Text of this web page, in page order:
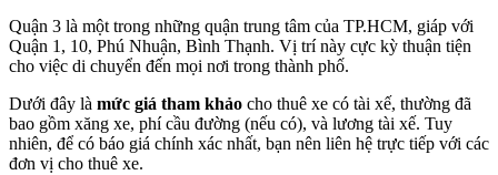
Quận 3 là một trong những quận trung tâm của TP.HCM, giáp với
Quận 1, 10, Phú Nhuận, Bình Thạnh. Vị trí này cực kỳ thuận tiện
cho việc di chuyển đến mọi nơi trong thành phố.
Dưới đây là mức giá tham khảo cho thuê xe có tài xế, thường đã
bao gồm xăng xe, phí cầu đường (nếu có), và lương tài xế. Tuy
nhiên, để có báo giá chính xác nhất, bạn nên liên hệ trực tiếp với các
đơn vị cho thuê xe.